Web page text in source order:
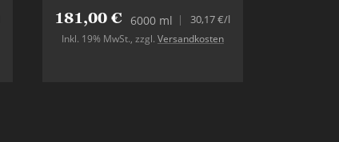
181,00 € 6000 ml
Inkl. 19% MwSt., zzgl. Versandkosten
30,17 €/l